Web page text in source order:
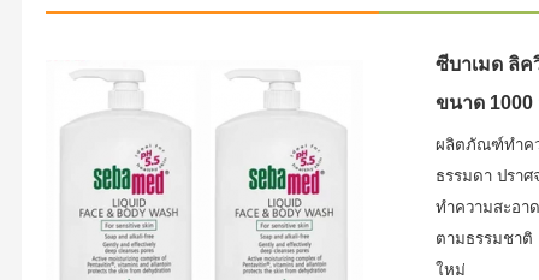
ซีบาเมด ลิค
ขนาด
ผลิตภัณฑ์ทำคว
ธรรมดา ปราศ
ทำความสะอา
ตามธรรมชาติ
ใหม่